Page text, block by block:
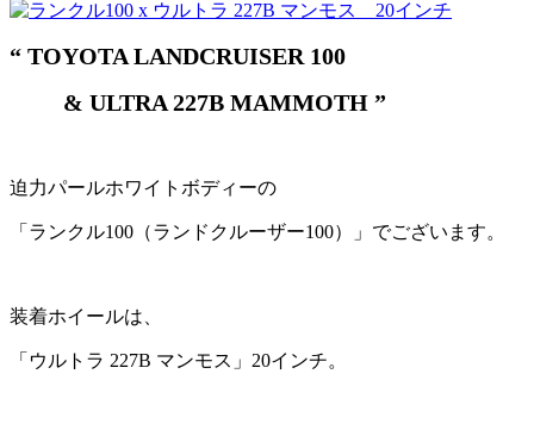
“ TOYOTA LANDCRUISER 100
& ULTRA 227B MAMMOTH ”
迫力パールホワイトボディーの
「ランクル100（ランドクルーザー100）」でございます。
装着ホイールは、
「ウルトラ 227B マンモス」20インチ。